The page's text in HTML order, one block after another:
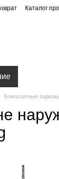
Каталог
Композитные